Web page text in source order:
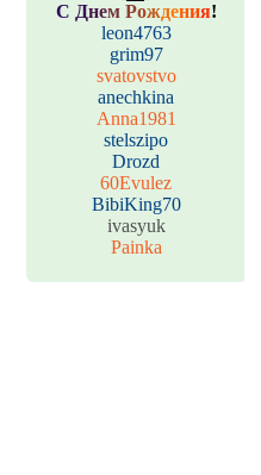
С Днем Рождения!
leon4763
grim97
svatovstvo
anechkina
Anna1981
stelszipo
Drozd
60Evulez
BibiKing70
ivasyuk
Painka